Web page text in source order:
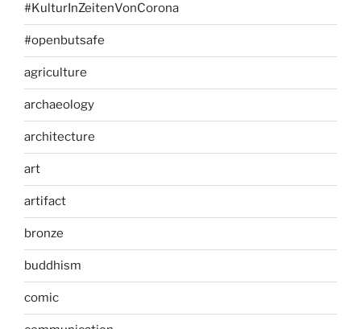
#KulturInZeitenVonCorona
#openbutsafe
agriculture
archaeology
architecture
art
artifact
bronze
buddhism
comic